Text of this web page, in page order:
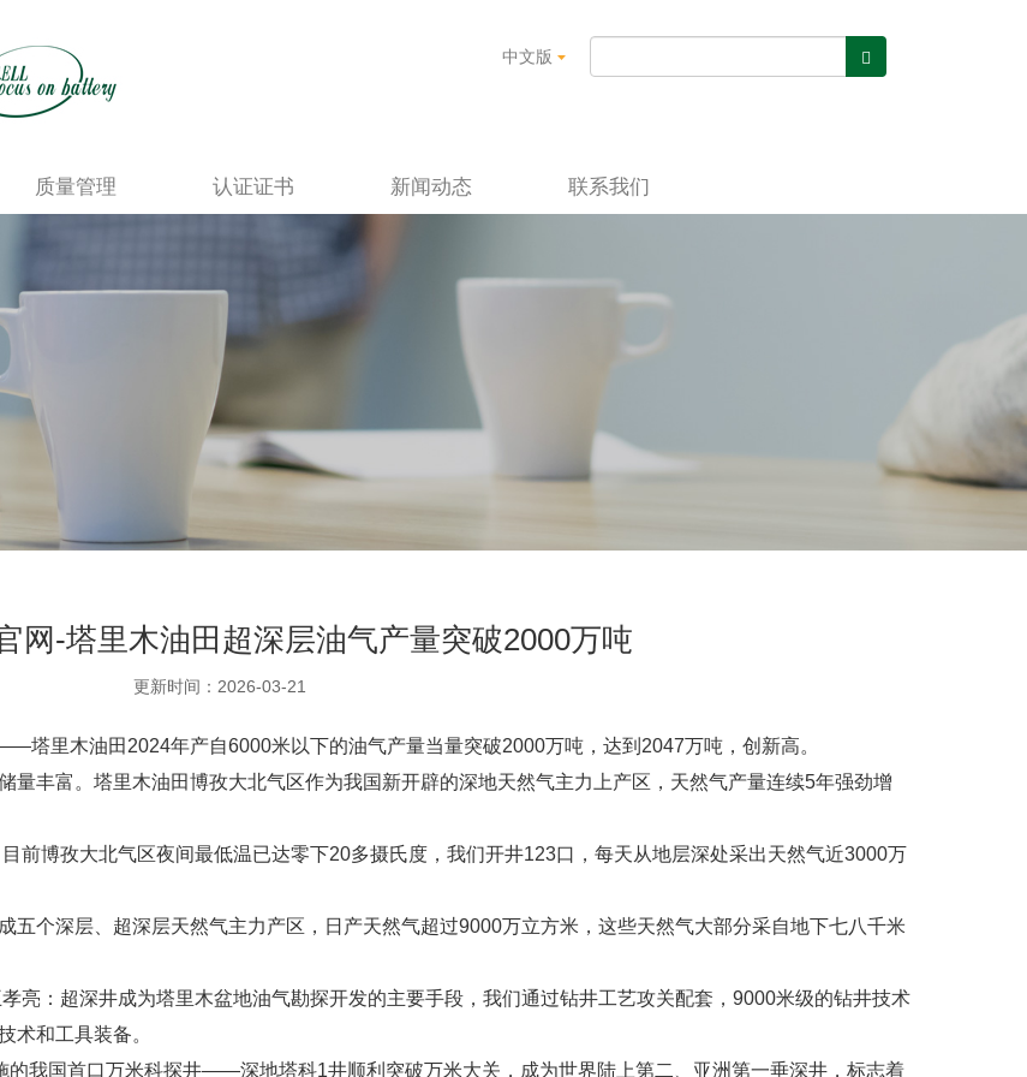
中文版
质量管理 认证证书 新闻动态 联系我们
网-塔里木油田超深层油气产量突破2000万吨
更新时间：2026-03-21
塔里木油田2024年产自6000米以下的油气产量当量突破2000万吨，达到2047万吨，创新高。
量丰富。塔里木油田博孜大北气区作为我国新开辟的深地天然气主力上产区，天然气产量连续5年强劲增
前博孜大北气区夜间最低温已达零下20多摄氏度，我们开井123口，每天从地层深处采出天然气近3000万
五个深层、超深层天然气主力产区，日产天然气超过9000万立方米，这些天然气大部分采自地下七八千米
亮：超深井成为塔里木盆地油气勘探开发的主要手段，我们通过钻井工艺攻关配套，9000米级的钻井技术
术和工具装备。
的我国首口万米科探井——深地塔科1井顺利突破万米大关，成为世界陆上第二、亚洲第一垂深井，标志着